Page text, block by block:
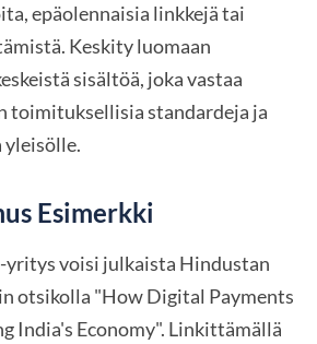
epäolennaisia linkkejä tai
Keskity luomaan
sisältöä, joka vastaa
toimituksellisia standardeja ja
yleisölle.
Esimerkki
voisi julkaista Hindustan
otsikolla "How Digital Payments
India's Economy". Linkittämällä